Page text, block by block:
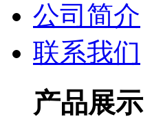
公司简介
联系我们
产品展示